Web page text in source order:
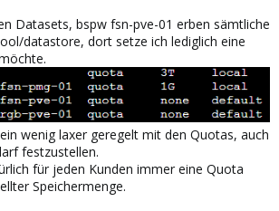
Datasets, bspw fsn-pve-01 erben sämtliche
datastore, dort setze ich lediglich eine
wenig laxer geregelt mit den Quotas, auch
festzustellen.
für jeden Kunden immer eine Quota
Speichermenge.